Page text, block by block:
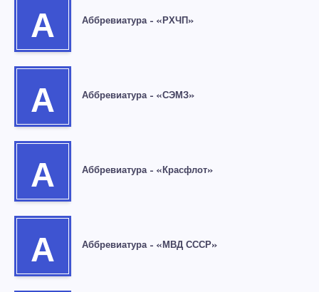
А Аббревиатура – «РХЧП»
А Аббревиатура – «СЭМЗ»
А Аббревиатура – «Красфлот»
А Аббревиатура – «МВД СССР»